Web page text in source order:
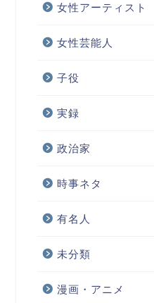
女性アーティスト
女性芸能人
子役
実録
政治家
時事ネタ
有名人
未分類
漫画・アニメ